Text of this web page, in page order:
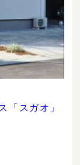
「スガオ」